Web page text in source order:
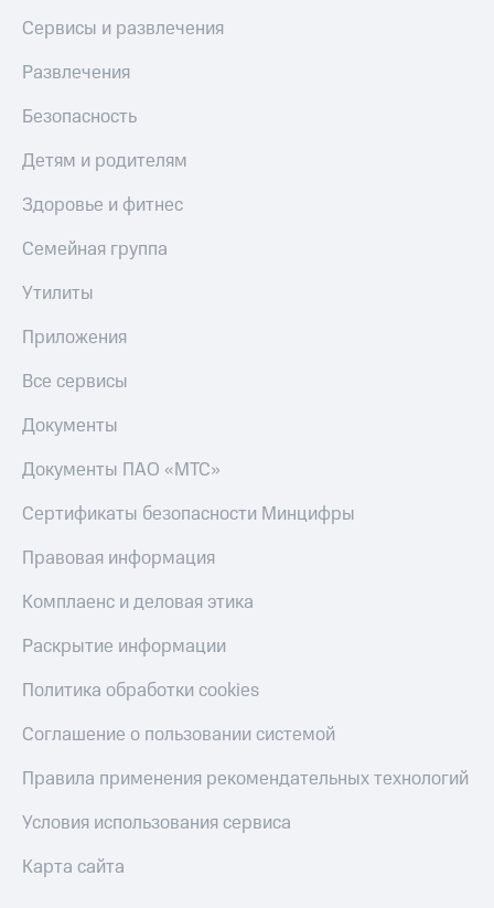
Сервисы и развлечения
Развлечения
Безопасность
Детям и родителям
Здоровье и фитнес
Семейная группа
Утилиты
Приложения
Все сервисы
Документы
Документы ПАО «МТС»
Сертификаты безопасности Минцифры
Правовая информация
Комплаенс и деловая этика
Раскрытие информации
Политика обработки cookies
Соглашение о пользовании системой
Правила применения рекомендательных технологий
Условия использования сервиса
Карта сайта